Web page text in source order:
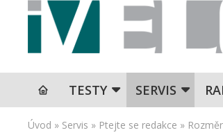
TESTY SERVIS
Úvod » Servis » Ptejte se redakce »